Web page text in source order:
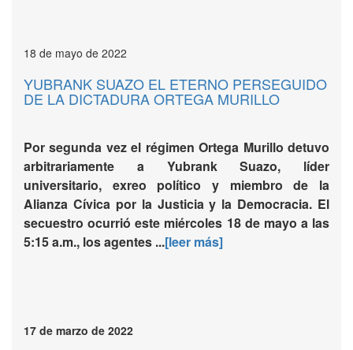
18 de mayo de 2022
YUBRANK SUAZO EL ETERNO PERSEGUIDO
DE LA DICTADURA ORTEGA MURILLO
Por segunda vez el régimen Ortega Murillo detuvo
arbitrariamente a Yubrank Suazo, líder
universitario, exreo político y miembro de la
Alianza Cívica por la Justicia y la Democracia. El
secuestro ocurrió este miércoles 18 de mayo a las
5:15 a.m., los agentes ...[leer más]
17 de marzo de 2022